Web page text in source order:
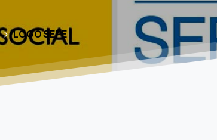
LOGO SEPE